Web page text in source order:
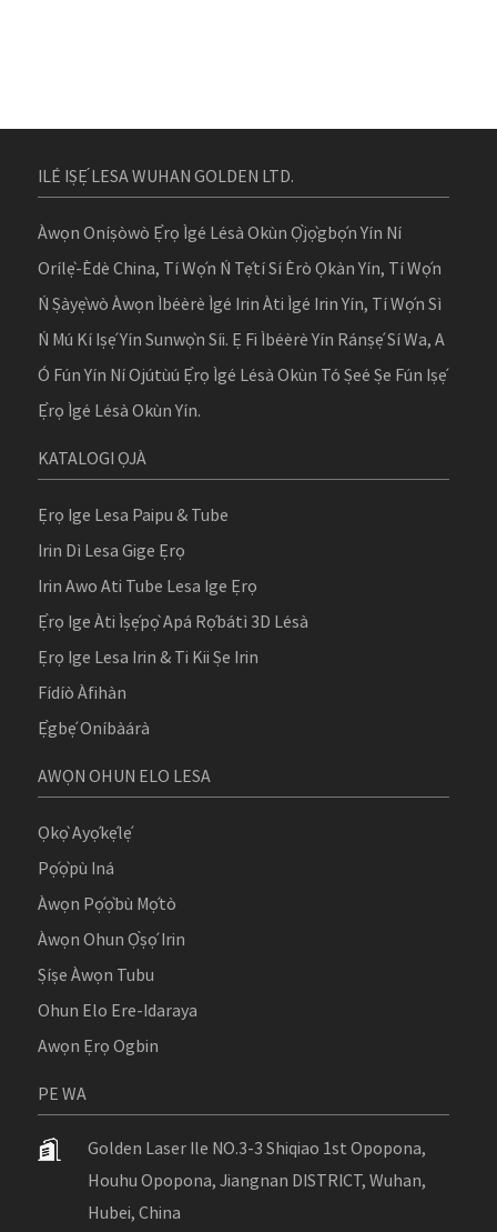
ILÉ IṢẸ́ LESA WUHAN GOLDEN LTD.
Àwọn Oníṣòwò Ẹ̀rọ Ìgé Lésà Okùn Ọ̀jọ̀gbọ́n Yín Ní
Orílẹ̀-Èdè China, Tí Wọ́n Ń Tẹ́tí Sí Èrò Ọkàn Yín, Tí Wọ́n
Ń Ṣàyẹ̀wò Àwọn Ìbéèrè Ìgé Irin Àti Ìgé Irin Yín, Tí Wọ́n Sì
Ń Mú Kí Iṣẹ́ Yín Sunwọ̀n Síi. Ẹ Fi Ìbéèrè Yín Ránṣẹ́ Sí Wa, A
Ó Fún Yín Ní Ojútùú Ẹ̀rọ Ìgé Lésà Okùn Tó Ṣeé Ṣe Fún Iṣẹ́
Ẹ̀rọ Ìgé Lésà Okùn Yín.
KATALOGI ỌJÀ
Ẹrọ Ige Lesa Paipu & Tube
Irin Dì Lesa Gige Ẹrọ
Irin Awo Ati Tube Lesa Ige Ẹrọ
Ẹ̀rọ Ige Àti Ìṣẹ́pọ̀ Apá Rọ́bátì 3D Lésà
Ẹrọ Ige Lesa Irin & Ti Kii Ṣe Irin
Fídíò Àfihàn
Ẹ̀gbẹ́ Oníbàárà
AWỌN OHUN ELO LESA
Ọkọ̀ Ayọ́kẹ́lẹ́
Pọ́ọ̀pù Iná
Àwọn Pọ́ọ̀bù Mọ́tò
Àwọn Ohun Ọ̀ṣọ́ Irin
Ṣíṣe Àwọn Tubu
Ohun Elo Ere-Idaraya
Awọn Ẹrọ Ogbin
PE WA
Golden Laser Ile NO.3-3 Shiqiao 1st Opopona,
Houhu Opopona, Jiangnan DISTRICT, Wuhan,
Hubei, China